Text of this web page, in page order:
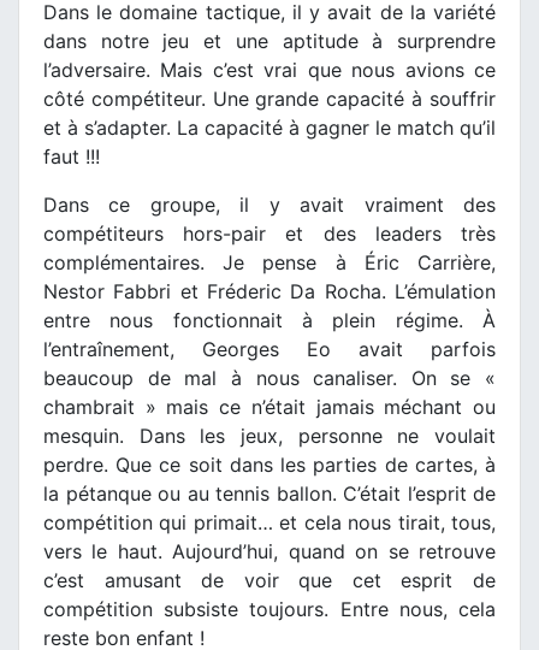
Dans le domaine tactique, il y avait de la variété
dans notre jeu et une aptitude à surprendre
l’adversaire. Mais c’est vrai que nous avions ce
côté compétiteur. Une grande capacité à souffrir
et à s’adapter. La capacité à gagner le match qu’il
faut !!!
Dans ce groupe, il y avait vraiment des
compétiteurs hors-pair et des leaders très
complémentaires. Je pense à Éric Carrière,
Nestor Fabbri et Fréderic Da Rocha. L’émulation
entre nous fonctionnait à plein régime. À
l’entraînement, Georges Eo avait parfois
beaucoup de mal à nous canaliser. On se «
chambrait » mais ce n’était jamais méchant ou
mesquin. Dans les jeux, personne ne voulait
perdre. Que ce soit dans les parties de cartes, à
la pétanque ou au tennis ballon. C’était l’esprit de
compétition qui primait… et cela nous tirait, tous,
vers le haut. Aujourd’hui, quand on se retrouve
c’est amusant de voir que cet esprit de
compétition subsiste toujours. Entre nous, cela
reste bon enfant !